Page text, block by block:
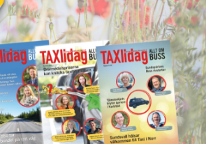
Taxibommar fick inte avsedd
effekt vid Lund C
NYHETER 10 juni 2026
Nytt taxibolag i Borlänge
NYHETER 10 juni 2026